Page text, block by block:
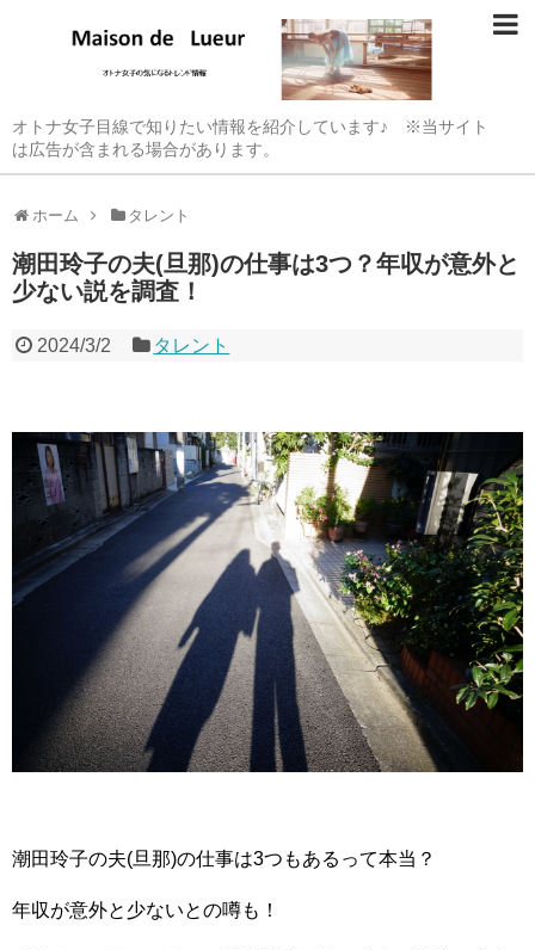
オトナ女子目線で知りたい情報を紹介しています♪ ※当サイト
は広告が含まれる場合があります。
ホーム タレント
潮田玲子の夫(旦那)の仕事は3つ？年収が意外と
少ない説を調査！
2024/3/2 タレント
潮田玲子の夫(旦那)の仕事は3つもあるって本当？
年収が意外と少ないとの噂も！